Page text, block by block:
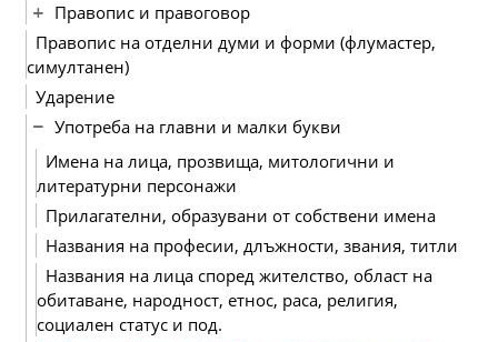
Правопис и правоговор
Правопис на отделни думи и форми (флумастер,
симултанен)
Ударение
Употреба на главни и малки букви
Имена на лица, прозвища, митологични и
литературни персонажи
Прилагателни, образувани от собствени имена
Названия на професии, длъжности, звания, титли
Названия на лица според жителство, област на
обитаване, народност, етнос, раса, религия,
социален статус и под.